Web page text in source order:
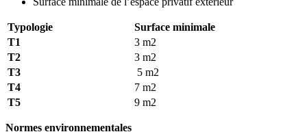
Typologie
Surface minimale
T1
3 m2
T2
3 m2
T3
5 m2
T4
7 m2
T5
9 m2
Normes environnementales